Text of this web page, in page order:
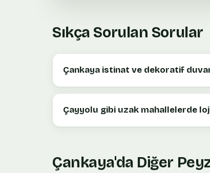
Sıkça Sorulan Sorular
Çankaya istinat ve dekoratif
Çayyolu gibi uzak mahallelerde
Çankaya'da Diğer